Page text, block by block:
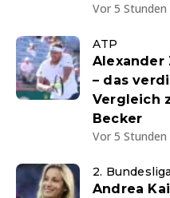
Vor 5 Stunden
ATP
Alexander
– das
Vergleich
Becker
Vor 5 Stunden
2. Bundesliga
Andrea